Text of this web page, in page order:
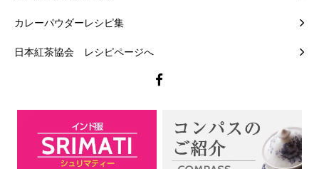
カレーパウダーレシピ集
日本紅茶協会 レシピページへ